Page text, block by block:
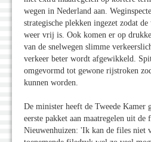
wegen in Nederland aan.
strategische plekken ingezet zodat
weer vrij is. Ook komen er op
van de snelwegen slimme
verkeer beter wordt afgewikkeld.
omgevormd tot gewone rijstroken
kunnen worden.
De minister heeft de Tweede Kamer
eerste pakket aan maatregelen uit de
Nieuwenhuizen: 'Ik kan de files niet